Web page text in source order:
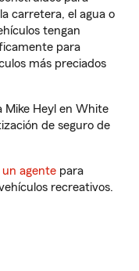
carretera, el agua o
tengan
para
más preciados
Mike Heyl en White
de seguro de
agente para
recreativos.